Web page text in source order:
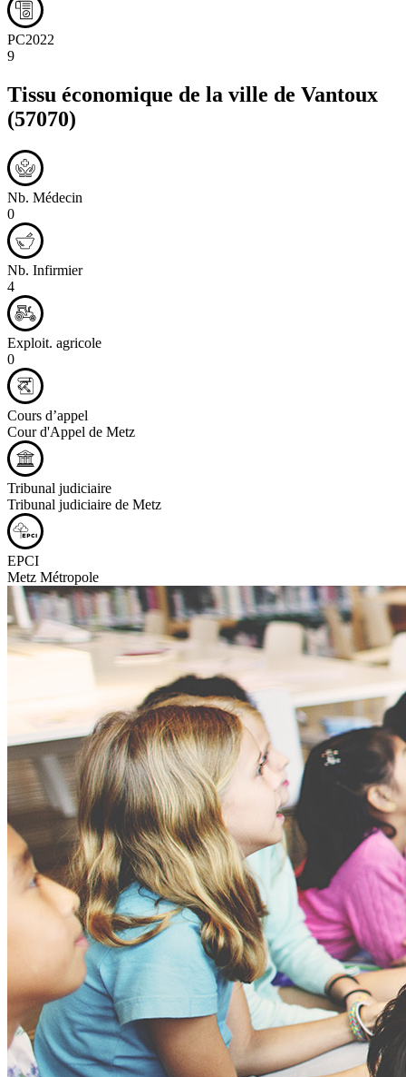
PC2022
9
Tissu économique de la ville de Vantoux
(57070)
Nb. Médecin
0
Nb. Infirmier
4
Exploit. agricole
0
Cours d’appel
Cour d'Appel de Metz
Tribunal judiciaire
Tribunal judiciaire de Metz
EPCI
Metz Métropole